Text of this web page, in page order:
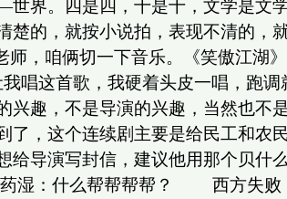
。四是四，十是十，文学是文
楚的，就按小说拍，表现不清
咱俩切一下音乐。《笑傲江湖
我唱这首歌，我硬着头皮一唱，
趣，不是导演的兴趣，当然也不
，这个连续剧主要是给民工和农
导演写封信，建议他用那个贝什
湿：什么帮帮帮帮？ 西方失